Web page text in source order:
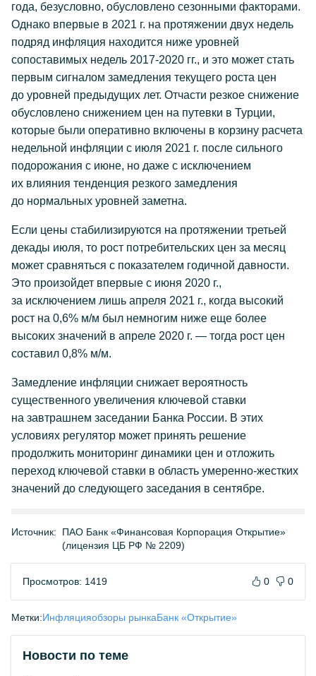
года, безусловно, обусловлено сезонными факторами.
Однако впервые в 2021 г. на протяжении двух недель
подряд инфляция находится ниже уровней
сопоставимых недель 2017-2020 гг., и это может стать
первым сигналом замедления текущего роста цен
до уровней предыдущих лет. Отчасти резкое снижение
обусловлено снижением цен на путевки в Турции,
которые были оперативно включены в корзину расчета
недельной инфляции с июля 2021 г. после сильного
подорожания с июне, но даже с исключением
их влияния тенденция резкого замедления
до нормальных уровней заметна.
Если цены стабилизируются на протяжении третьей
декады июля, то рост потребительских цен за месяц
может сравняться с показателем годичной давности.
Это произойдет впервые с июня 2020 г.,
за исключением лишь апреля 2021 г., когда высокий
рост на 0,6% м/м был немногим ниже еще более
высоких значений в апреле 2020 г. — тогда рост цен
составил 0,8% м/м.
Замедление инфляции снижает вероятность
существенного увеличения ключевой ставки
на завтрашнем заседании Банка России. В этих
условиях регулятор может принять решение
продолжить мониторинг динамики цен и отложить
переход ключевой ставки в область умеренно-жестких
значений до следующего заседания в сентябре.
Источник:
ПАО Банк «Финансовая Корпорация Открытие»
(лицензия ЦБ РФ № 2209)
Просмотров: 1419 0 0
Метки:Инфляцияобзоры рынкаБанк «Открытие»
Новости по теме